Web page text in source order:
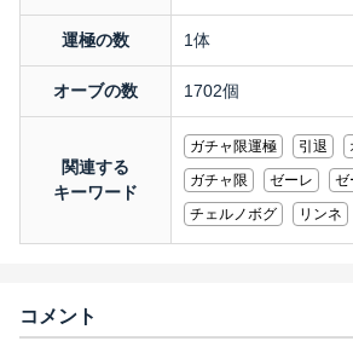
運極の数 1体
オーブの数 1702個
関連する
キーワード
ガチャ限運極 引退
ガチャ限
ゼーレ
ゼ
チェルノボグ
リンネ
コメント